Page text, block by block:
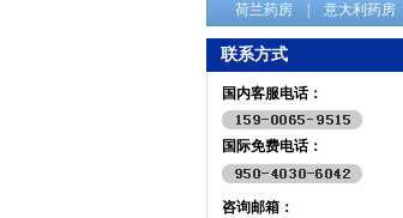
荷兰药房
意大利药房
联系方式
国内客服电话：
国际免费电话：
咨询邮箱：